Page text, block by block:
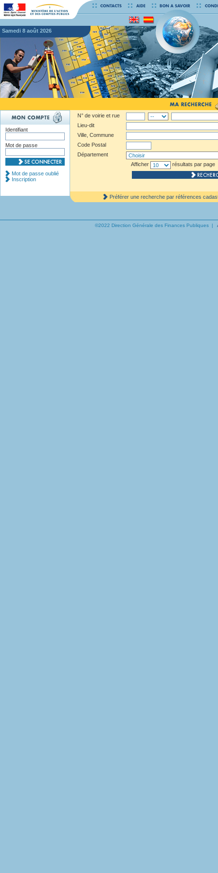
samedi 8 août 2026
N° de voirie et rue
Lieu-dit
Ville, Commune
Code Postal
Département
Afficher
résultats par page
Préférer une recherche par références
Identifiant
Mot de passe
Mot de passe oublié
Inscription
©2022 Direction Générale des Finances Publiques |